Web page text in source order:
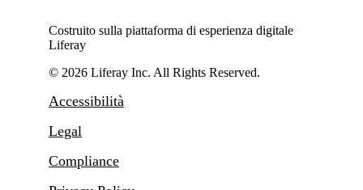
Costruito sulla piattaforma di esperienza digitale
Liferay
© 2026 Liferay Inc. All Rights Reserved.
Accessibilità
Legal
Compliance